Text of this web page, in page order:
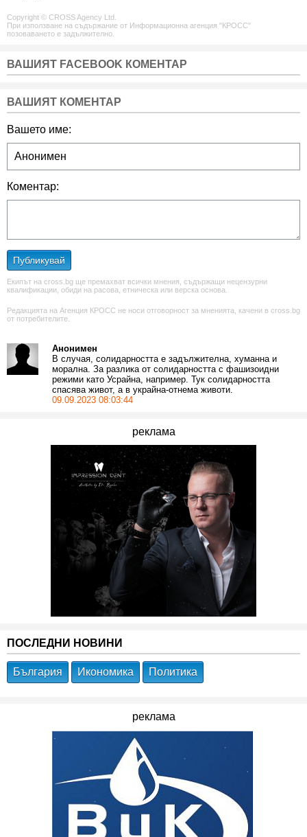
Copyright © CROSS Agency Ltd.
При използване на съдържание от Информационна агенция "КРОСС"
позоваването е задължително.
ВАШИЯТ FACEBOOK КОМЕНТАР
ВАШИЯТ КОМЕНТАР
Вашето име:
Коментар:
Публикувай
Екипът на cross.bg ще премахват всички мнения, съдържащи нецензурни
квалификации, обиди на расова, етническа или верска основа.
Редакцията на Агенция КРОСС не носи отговорност за мненията, качени в cross.bg
от потребителите.
Анонимен
В случая, солидарността е задължителна, хуманна и
морална. За разлика от солидарността с фашизоидни
режими като Усрайна, например. Тук солидарността
спасява живот, а в украйна-отнема животи.
09.09.2023 08:03:44
реклама
ПОСЛЕДНИ НОВИНИ
България Икономика Политика
реклама